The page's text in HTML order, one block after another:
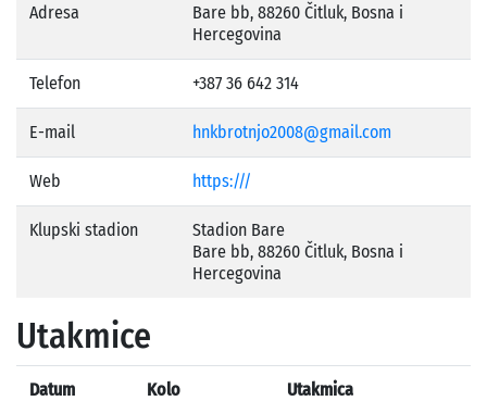
Adresa
Bare bb, 88260 Čitluk, Bosna i
Hercegovina
Telefon +387 36 642 314
E-mail hnkbrotnjo2008@gmail.com
Web https:///
Klupski stadion
Stadion Bare
Bare bb, 88260 Čitluk, Bosna i
Hercegovina
Utakmice
Datum Kolo Utakmica